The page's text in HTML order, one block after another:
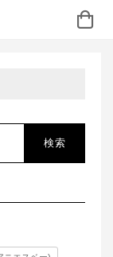
検索